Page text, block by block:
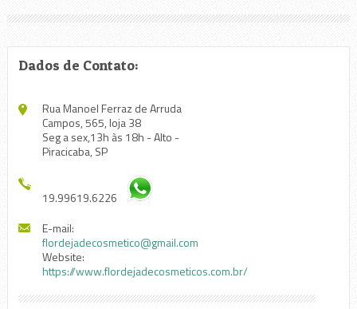
Dados de Contato:
Rua Manoel Ferraz de Arruda
Campos, 565, loja 38
Seg a sex,13h às 18h - Alto -
Piracicaba, SP
19.99619.6226
E-mail:
flordejadecosmetico@gmail.com
Website:
https://www.flordejadecosmeticos.com.br/